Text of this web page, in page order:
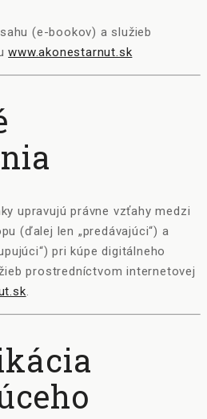
(e-bookov) a služieb
www.akonestarnut.sk
upravujú právne vzťahy medzi
(ďalej len „predávajúci“) a
pri kúpe digitálneho
prostredníctvom internetovej
.